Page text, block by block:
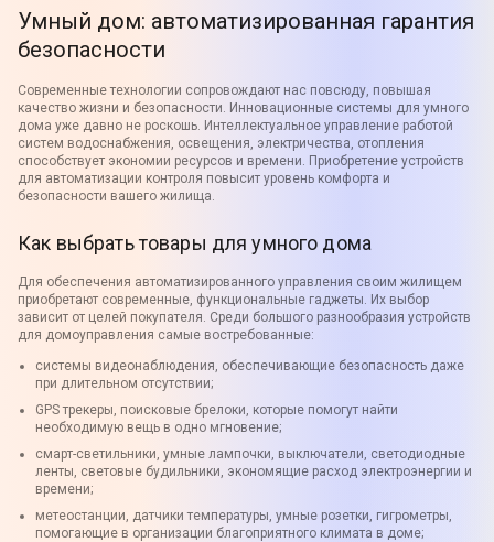
Умный дом: автоматизированная гарантия
безопасности
Современные технологии сопровождают нас повсюду, повышая
качество жизни и безопасности. Инновационные системы для умного
дома уже давно не роскошь. Интеллектуальное управление работой
систем водоснабжения, освещения, электричества, отопления
способствует экономии ресурсов и времени. Приобретение устройств
для автоматизации контроля повысит уровень комфорта и
безопасности вашего жилища.
Как выбрать товары для умного дома
Для обеспечения автоматизированного управления своим жилищем
приобретают современные, функциональные гаджеты. Их выбор
зависит от целей покупателя. Среди большого разнообразия устройств
для домоуправления самые востребованные:
системы видеонаблюдения, обеспечивающие безопасность даже
при длительном отсутствии;
GPS трекеры, поисковые брелоки, которые помогут найти
необходимую вещь в одно мгновение;
смарт-светильники, умные лампочки, выключатели, светодиодные
ленты, световые будильники, экономящие расход электроэнергии и
времени;
метеостанции, датчики температуры, умные розетки, гигрометры,
помогающие в организации благоприятного климата в доме;